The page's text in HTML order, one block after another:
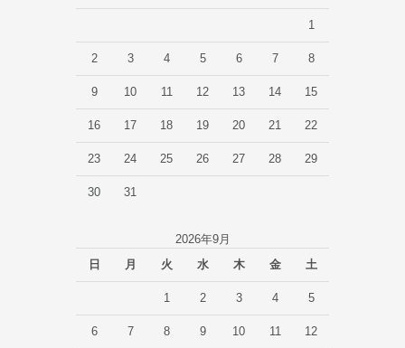
1
2 3 4 5 6 7 8
9 10 11 12 13 14 15
16 17 18 19 20 21 22
23 24 25 26 27 28 29
30 31
2026年9月
日
月 火 水 木 金 土
1 2 3 4 5
6 7 8 9 10 11 12